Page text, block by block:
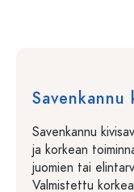
Savenkannu
Savenkannu
ja korkean
juomien tai
Valmistettu